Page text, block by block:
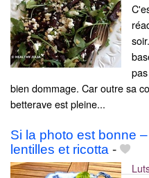
bien dommage. Car outre sa
betterave est pleine...
Si la photo est bonne
lentilles et ricotta -